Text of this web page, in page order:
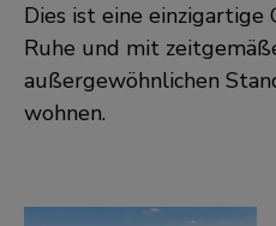
Dies ist eine einzigartige
Ruhe und mit
außergewöhnlichen
wohnen.